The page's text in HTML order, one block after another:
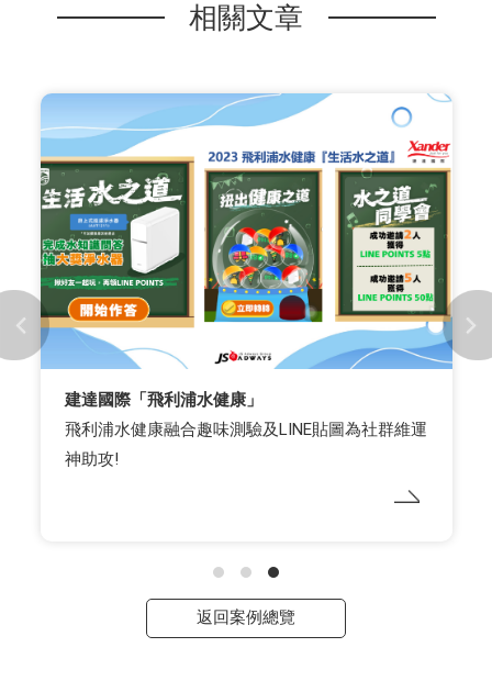
相關文章
建達國際「飛利浦水健康」
飛利浦水健康融合趣味測驗及LINE貼圖為社群維運
神助攻!
返回案例總覽